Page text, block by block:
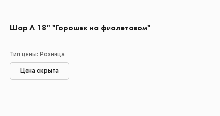
Шар А 18" "Горошек на фиолетовом"
Тип цены: Розница
Цена скрыта